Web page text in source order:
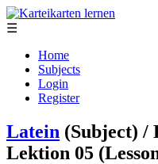
☰
Home
Subjects
Login
Register
Latein (Subject) /
Lektion 05